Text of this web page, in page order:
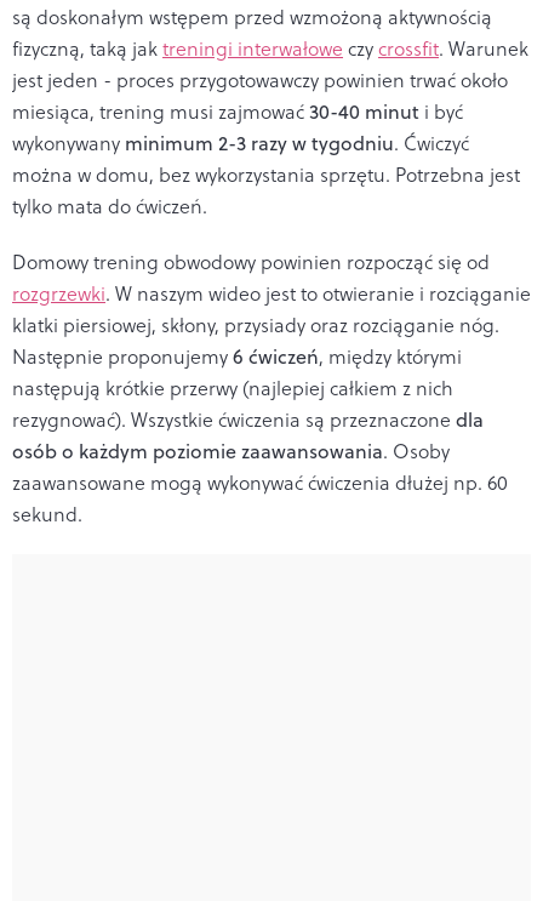
są doskonałym wstępem przed wzmożoną aktywnością
fizyczną, taką jaktreningi interwałowe czycrossfit. Warunek
jest jeden - proces przygotowawczy powinien trwać około
miesiąca, trening musi zajmować30-40 minut i być
wykonywany minimum 2-3 razy w tygodniu. Ćwiczyć
można w domu, bez wykorzystania sprzętu. Potrzebna jest
tylko mata do ćwiczeń.
Domowy trening obwodowy powinien rozpocząć się od
rozgrzewki. W naszym wideo jest to otwieranie i rozciąganie
klatki piersiowej, skłony, przysiady oraz rozciąganie nóg.
Następnie proponujemy6 ćwiczeń, między którymi
następują krótkie przerwy (najlepiej całkiem z nich
rezygnować). Wszystkie ćwiczenia są przeznaczone dla
osób o każdym poziomie zaawansowania. Osoby
zaawansowane mogą wykonywać ćwiczenia dłużej np. 60
sekund.